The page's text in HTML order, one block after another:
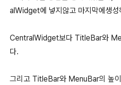
alWidget에 넣지않고 마지막에생성
CentralWidget보다 TitleBar와
다.
그리고 TitleBar와 MenuBar의 높